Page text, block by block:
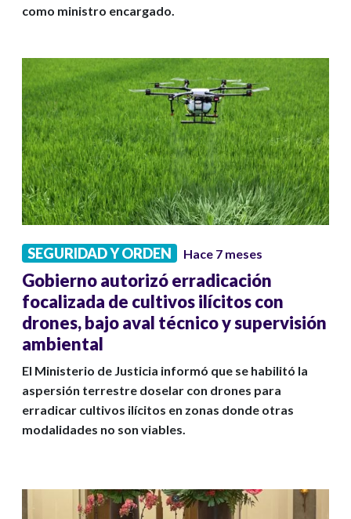
como ministro encargado.
SEGURIDAD Y ORDEN Hace 7 meses
Gobierno autorizó erradicación
focalizada de cultivos ilícitos con
drones, bajo aval técnico y supervisión
ambiental
El Ministerio de Justicia informó que se habilitó la
aspersión terrestre doselar con drones para
erradicar cultivos ilícitos en zonas donde otras
modalidades no son viables.